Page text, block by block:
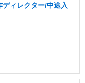
ディレクター/中途入